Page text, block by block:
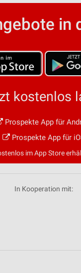
in
kostenlos
Prospekte App für
Prospekte App für
im App Store
In Kooperation mit: